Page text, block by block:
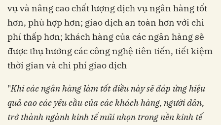
vụ và nâng cao chất lượng dịch vụ ngân hàng tốt
hơn, phù hợp hơn; giao dịch an toàn hơn với chi
phí thấp hơn; khách hàng của các ngân hàng sẽ
được thụ hưởng các công nghệ tiên tiến, tiết kiệm
thời gian và chi phí giao dịch
"Khi các ngân hàng làm tốt điều này sẽ đáp ứng hiệu
quả cao các yêu cầu của các khách hàng, người dân,
trở thành ngành kinh tế mũi nhọn trong nền kinh tế